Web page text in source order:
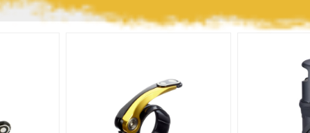
Cambio Dianteiro
Mesa
Pedivela
Pneu
Quadro